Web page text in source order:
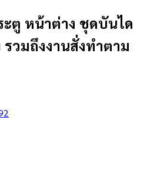
ตู หน้าต่าง ชุดบันได
วมถึงงานสั่งทำตาม